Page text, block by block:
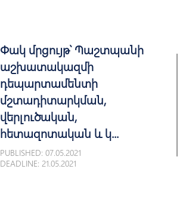
Փակ մրցույթ՝ Պաշտպանի
աշխատակազմի
դեպարտամենտի
մշտադիտարկման,
վերլուծական,
հետազոտական և կ...
PUBLISHED: 07.05.2021
DEADLINE: 21.05.2021